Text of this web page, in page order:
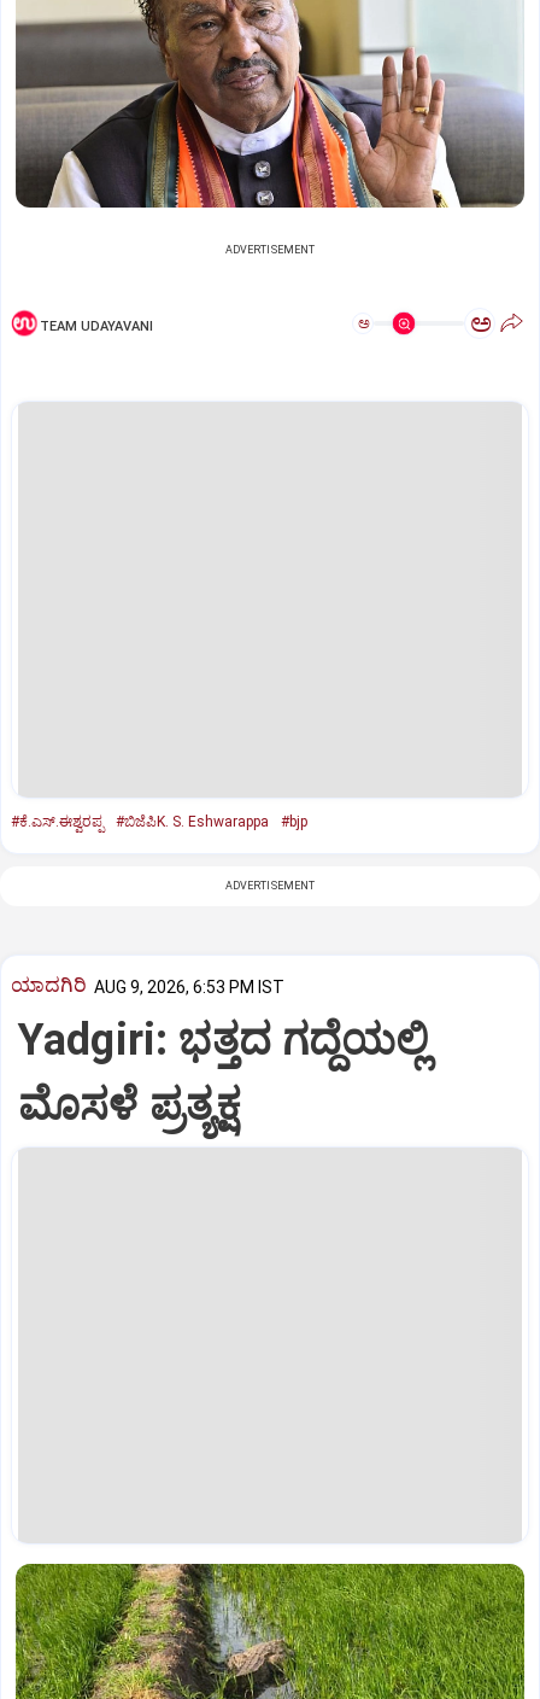
ADVERTISEMENT
TEAM UDAYAVANI ಅ ಅ
#ಕೆ.ಎಸ್‌.ಈಶ್ವರಪ್ಪ #ಬಿಜೆಪಿK. S. Eshwarappa #bjp
ADVERTISEMENT
ಯಾದಗಿರಿ AUG 9, 2026, 6:53 PM IST
Yadgiri: ಭತ್ತದ ಗದ್ದೆಯಲ್ಲಿ
ಮೊಸಳೆ ಪ್ರತ್ಯಕ್ಷ